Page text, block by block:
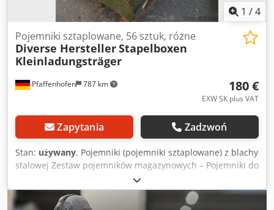
1 /4
Pfaffenhofen 787 km
Pojemniki sztaplowane, 56 sztuk, różne
Diverse HerstellerStapelboxen
Kleinladungsträger
180 €
EXW SK plus VAT
Zapytania Zadzwoń
Stan: używany, Pojemniki (pojemniki sztaplowane) z blachy
stalowej Zestaw pojemników magazynowych – Pojemniki do
przechowywania – metalowe skrzynki magazynowe –
pojemniki przeglądowe, używane skrzynki Schäfer. Różne
wykonania (malowane, ocynkowane, zamknięte,